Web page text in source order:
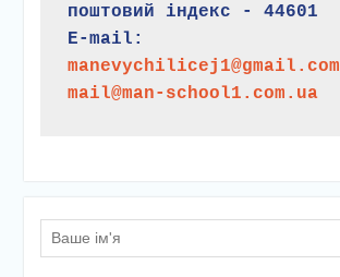
поштовий індекс - 44601
E-mail:
manevychilicej1@gmail.com
mail@man-school1.com.ua